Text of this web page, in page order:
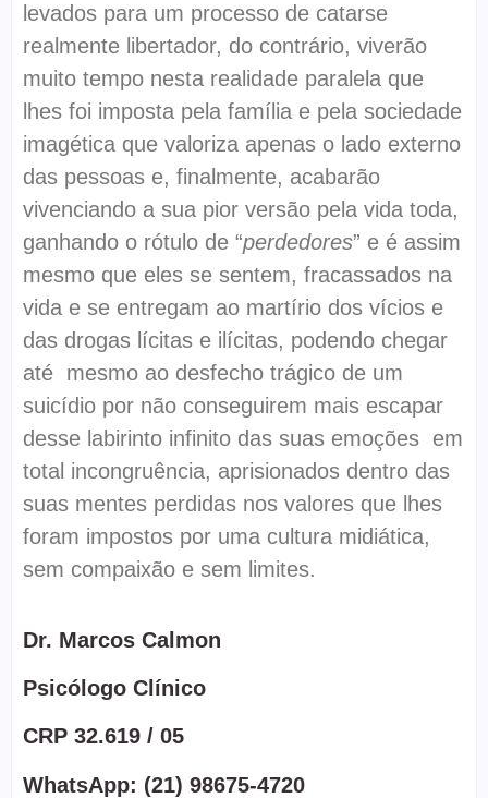
levados para um processo de catarse
realmente libertador, do contrário, viverão
muito tempo nesta realidade paralela que
lhes foi imposta pela família e pela sociedade
imagética que valoriza apenas o lado externo
das pessoas e, finalmente, acabarão
vivenciando a sua pior versão pela vida toda,
ganhando o rótulo de “perdedores” e é assim
mesmo que eles se sentem, fracassados na
vida e se entregam ao martírio dos vícios e
das drogas lícitas e ilícitas, podendo chegar
até mesmo ao desfecho trágico de um
suicídio por não conseguirem mais escapar
desse labirinto infinito das suas emoções em
total incongruência, aprisionados dentro das
suas mentes perdidas nos valores que lhes
foram impostos por uma cultura midiática,
sem compaixão e sem limites.
Dr. Marcos Calmon
Psicólogo Clínico
CRP 32.619 / 05
WhatsApp: (21) 98675-4720